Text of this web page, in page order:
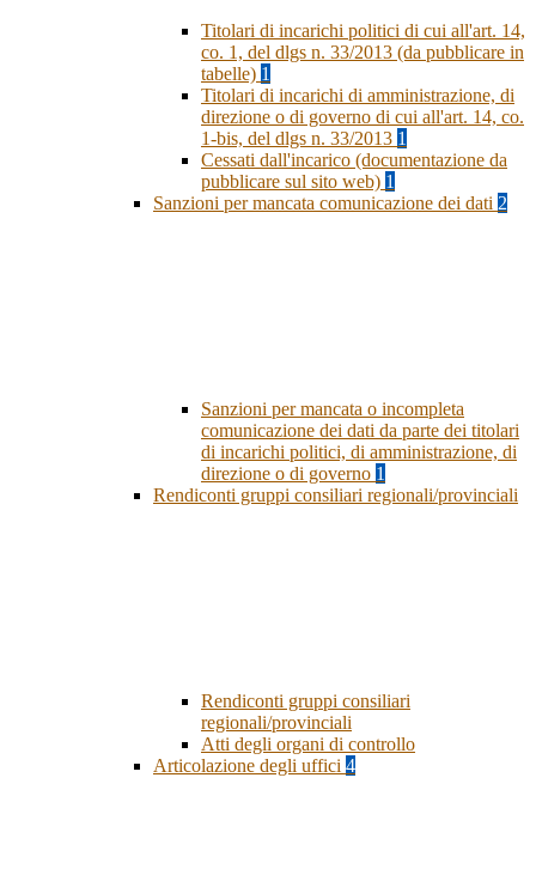
Titolari di incarichi politici di cui all'art. 14,
co. 1, del dlgs n. 33/2013 (da pubblicare in
tabelle) 1
Titolari di incarichi di amministrazione, di
direzione o di governo di cui all'art. 14, co.
1-bis, del dlgs n. 33/2013 1
Cessati dall'incarico (documentazione da
pubblicare sul sito web) 1
Sanzioni per mancata comunicazione dei dati 2
Sanzioni per mancata o incompleta
comunicazione dei dati da parte dei titolari
di incarichi politici, di amministrazione, di
direzione o di governo 1
Rendiconti gruppi consiliari regionali/provinciali
Rendiconti gruppi consiliari
regionali/provinciali
Atti degli organi di controllo
Articolazione degli uffici 4